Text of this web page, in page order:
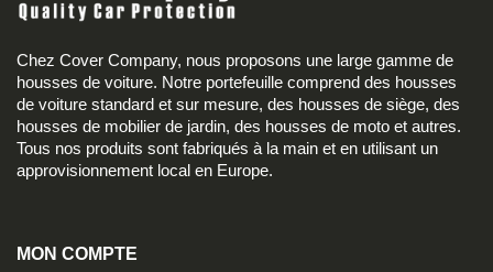
Chez Cover Company, nous proposons une large gamme de
housses de voiture. Notre portefeuille comprend des housses
de voiture standard et sur mesure, des housses de siège, des
housses de mobilier de jardin, des housses de moto et autres.
Tous nos produits sont fabriqués à la main et en utilisant un
approvisionnement local en Europe.
MON COMPTE